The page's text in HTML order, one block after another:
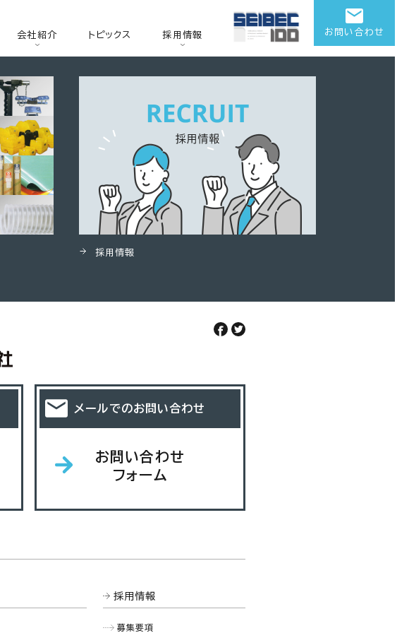
会社紹介 トピックス 採用情報 お問い合わせ
採用情報
メールでのお問い合わせ
お問い合わせ
フォーム
採用情報
募集要項